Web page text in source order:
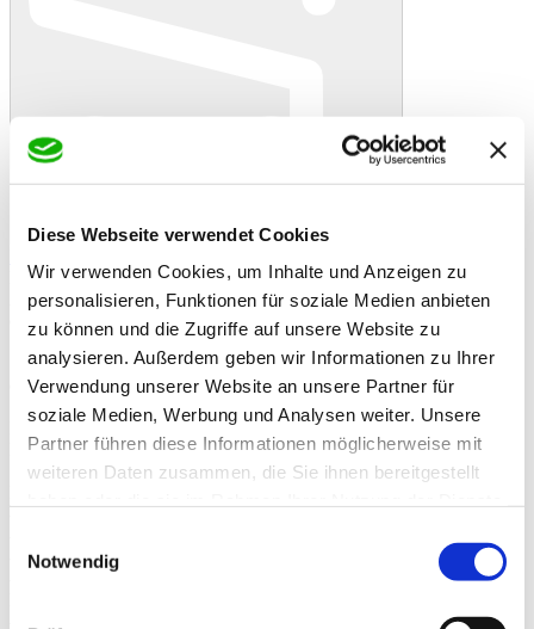
Diese Webseite verwendet Cookies
Wir verwenden Cookies, um Inhalte und Anzeigen zu
personalisieren, Funktionen für soziale Medien anbieten
zu können und die Zugriffe auf unsere Website zu
analysieren. Außerdem geben wir Informationen zu Ihrer
Verwendung unserer Website an unsere Partner für
soziale Medien, Werbung und Analysen weiter. Unsere
Partner führen diese Informationen möglicherweise mit
weiteren Daten zusammen, die Sie ihnen bereitgestellt
Notwendig
In den Warenkorb Danke! Etwas ist schiefgelaufen
Deukavallo Kräuter Struktur 15kg
Artikelbeschreibung
deukavallo KräuterStruktur – das wohltuende Kräuter- &
Strukturmüsli bis ins hohe Alter
deukavallo KräuterStruktur vereint das Beste aus two bewährten
Sorten – dem Strukturmüsli und dem Kräutermüsli – in einem
Ballast: Eine ausgewogene Rezeptur mit wertvollen Kräutern und
Luzerne für mehr Kaukomfort und Wohlbefinden.
- Aromatische Kräuter-Komposition – Unterstützung für Atemweg
- Wohltuende Kräutermischung mit Petersilie, Rosmarin, Koriander,
- Pfefferminze, Basilikum, Brennnessel – echte Wellness aus der